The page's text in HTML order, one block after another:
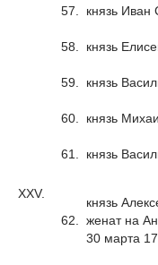
57. князь Иван
58. князь
XXV.
59. князь
60. князь
61. князь
62.
князь
женат на
30 марта